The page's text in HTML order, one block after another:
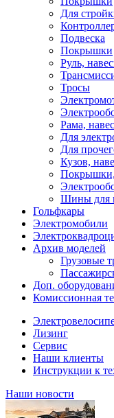
Для
Подвеска
Покрышки
Руль,
Тросы
Рама,
Для
Для
Кузов,
Шины для
Гольфкары
Электромобили
Архив моделей
Грузовые
Доп.
Комиссионная
Лизинг
Сервис
Наши клиенты
Инструкции к
Наши новости